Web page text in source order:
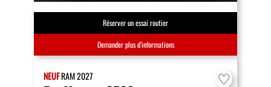
Réserver un essai routier
Demander plus d’informations
NEUFRAM2027